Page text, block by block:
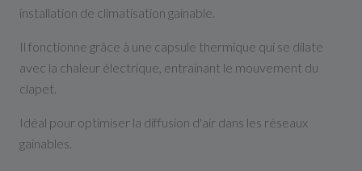
installation de climatisation gainable.
Il fonctionne grâce à une capsule thermique qui se dilate
avec la chaleur électrique, entrainant le mouvement du
clapet.
Idéal pour optimiser la diffusion d'air dans les réseaux
gainables.